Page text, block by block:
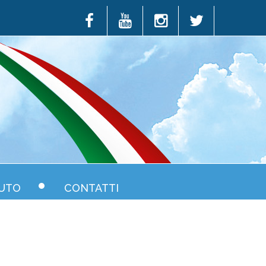
CONTATTI